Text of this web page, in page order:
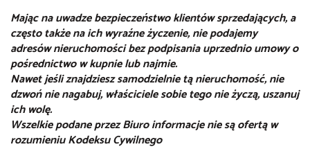
Mając na uwadze bezpieczeństwo klientów sprzedających, a
często także na ich wyraźne życzenie, nie podajemy
adresów nieruchomości bez podpisania uprzednio umowy o
pośrednictwo w kupnie lub najmie.
Nawet jeśli znajdziesz samodzielnie tą nieruchomość, nie
dzwoń nie nagabuj, właściciele sobie tego nie życzą, uszanuj
ich wolę.
Wszelkie podane przez Biuro informacje nie są ofertą w
rozumieniu Kodeksu Cywilnego